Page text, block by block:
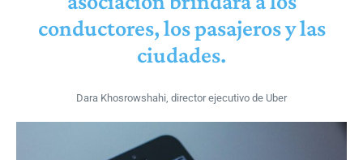
conductores, los pasajeros y las
ciudades.
Dara Khosrowshahi, director ejecutivo de Uber